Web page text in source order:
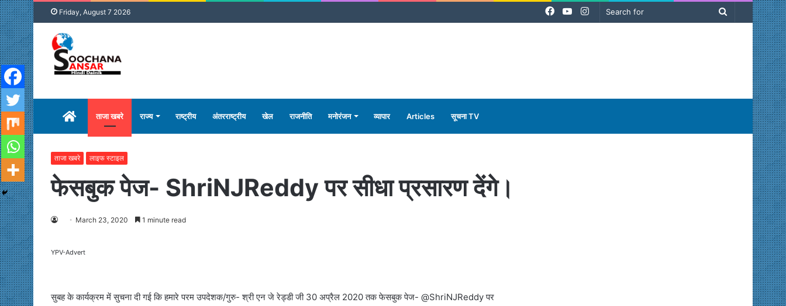
Friday, August 7 2026
Search
Instagram
YouTube
Facebook
होम ताजा खबरे राज्य राष्ट्रीय अंतरराष्ट्रीय खेल राजनीति मनोरंजन व्यापार Articles सूचना TV
ताजा खबरे लाइफ स्टाइल
फेसबुक पेज- ShriNJReddy पर सीधा प्रसारण देंगे।
March 23, 2020 1 minute read
YPV-Advert
सुबह के कार्यक्रम में सुचना दी गई कि हमारे परम उपदेशक/गुरु- श्री एन जे रेड्डी जी 30 अप्रैल 2020 तक फेसबुक पेज- @ShriNJReddy पर